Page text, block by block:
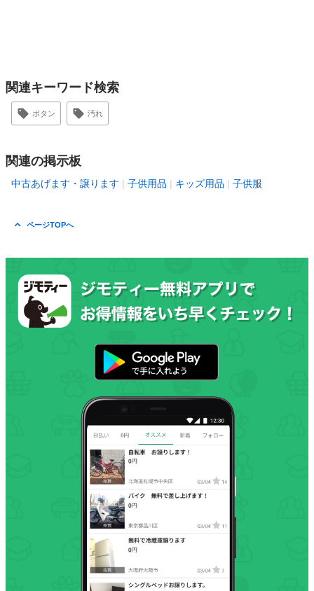
関連キーワード検索
ボタン 汚れ
関連の掲示板
中古あげます・譲ります 子供用品 キッズ用品 子供服
ページTOPへ